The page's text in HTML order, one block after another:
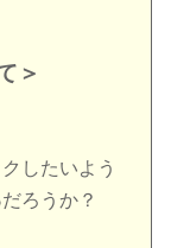
＞
したいよう
だろうか？